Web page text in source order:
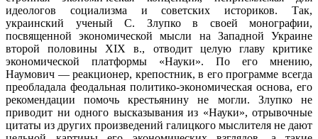
идеологов социализма и советских историков. Так,
украинский ученый С. Злупко в своей монографии,
посвященной экономической мысли на Западной Украине
второй половины XIX в., отводит целую главу критике
экономической платформы «Науки». По его мнению,
Наумович — реакционер, крепостник, в его программе всегда
преобладала феодальная политико-экономическая основа, его
рекомендации помочь крестьянину не могли. Злупко не
приводит ни одного высказывания из «Науки», отрывочные
цитаты из других произведений галицкого мыслителя не дают